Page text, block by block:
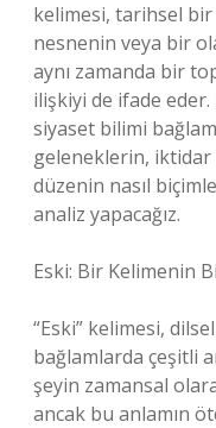
kelimesi, tarihsel
nesnenin veya bir
aynı zamanda bir
ilişkiyi de ifade eder.
siyaset bilimi
geleneklerin,
düzenin nasıl
analiz yapacağız.
Eski: Bir Kelimenin
“Eski” kelimesi,
bağlamlarda çeşitli
şeyin zamansal
ancak bu anlamın